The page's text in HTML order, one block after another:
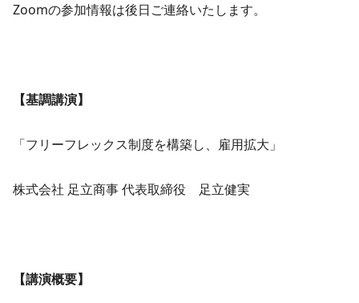
Zoomの参加情報は後日ご連絡いたします。
【基調講演】
「フリーフレックス制度を構築し、雇用拡大」
株式会社 足立商事 代表取締役 足立健実
【講演概要】